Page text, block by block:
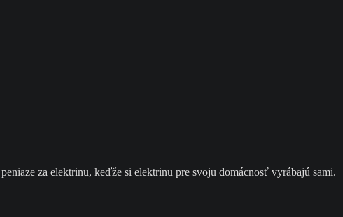
za elektrinu, keďže si elektrinu pre svoju domácnosť vyrábajú sami.